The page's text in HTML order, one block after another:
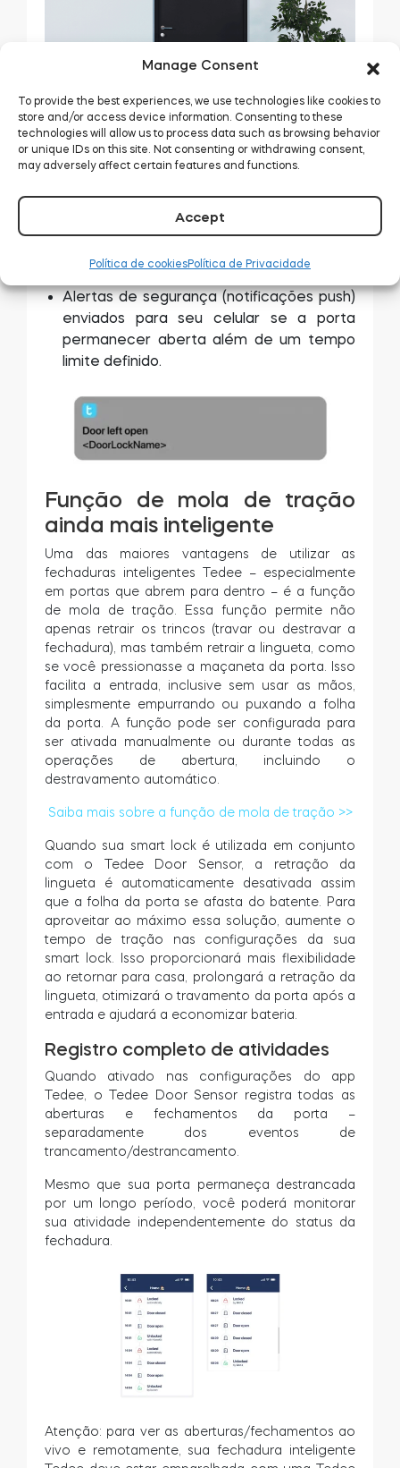
Manage Consent
To provide the best experiences, we use technologies like cookies to
store and/or access device information. Consenting to these
technologies will allow us to process data such as browsing behavior
or unique IDs on this site. Not consenting or withdrawing consent,
may adversely affect certain features and functions.
Accept
Política de cookiesPolítica de Privacidade
Outros aprimoramentos de proteção ao usar o
sensor incluem:
aberta no app Tedee – o app exigirá que
você mantenha o botão pressionado para
Alertas de segurança (notificações push)
enviados para seu celular se a porta
permanecer aberta além de um tempo
limite definido.
Função de mola de tração
ainda mais inteligente
Uma das maiores vantagens de utilizar as
fechaduras inteligentes Tedee – especialmente
em portas que abrem para dentro – é a função
de mola de tração. Essa função permite não
apenas retrair os trincos (travar ou destravar a
fechadura), mas também retrair a lingueta, como
se você pressionasse a maçaneta da porta. Isso
facilita a entrada, inclusive sem usar as mãos,
simplesmente empurrando ou puxando a folha
da porta. A função pode ser configurada para
ser ativada manualmente ou durante todas as
operações de abertura, incluindo o
destravamento automático.
Saiba mais sobre a função de mola de tração >>
Quando sua smart lock é utilizada em conjunto
com o Tedee Door Sensor, a retração da
lingueta é automaticamente desativada assim
que a folha da porta se afasta do batente. Para
aproveitar ao máximo essa solução, aumente o
tempo de tração nas configurações da sua
smart lock. Isso proporcionará mais flexibilidade
ao retornar para casa, prolongará a retração da
lingueta, otimizará o travamento da porta após a
entrada e ajudará a economizar bateria.
Registro completo de atividades
Quando ativado nas configurações do app
Tedee, o Tedee Door Sensor registra todas as
aberturas e fechamentos da porta –
separadamente dos eventos de
trancamento/destrancamento.
Mesmo que sua porta permaneça destrancada
por um longo período, você poderá monitorar
sua atividade independentemente do status da
fechadura.
Atenção: para ver as aberturas/fechamentos ao
vivo e remotamente, sua fechadura inteligente